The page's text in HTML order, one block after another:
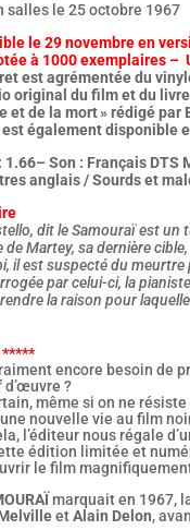
salles le 25 octobre 1967
le 29 novembre en
à 1000 exemplaires –
est agrémentée du
original du film et du
et de la mort » rédigé par
également disponible
1.66– Son : Français DTS
anglais / Sourds et
dit le Samouraï est un
de Martey, sa dernière
il est suspecté du meurtre
par celui-ci, la
la raison pour
encore besoin de
d’œuvre ?
même si on ne
nouvelle vie au film
l’éditeur nous régale
édition limitée et
le film
marquait en 1967,
etAlain Delon,